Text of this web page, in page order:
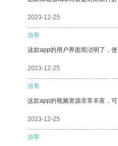
2023-12-25
游客
这款app的用户界面简洁明了，
2023-12-25
游客
这款app的视频资源非常丰富，
2023-12-25
游客